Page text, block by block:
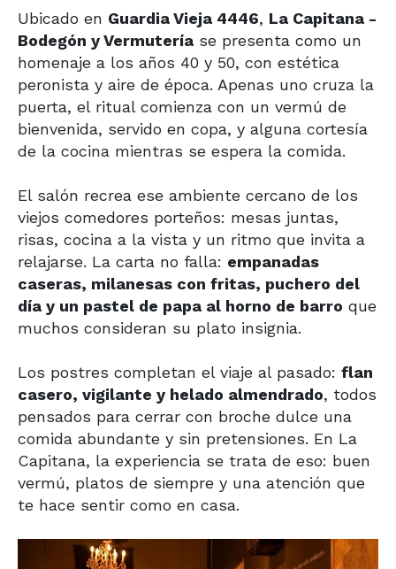
Ubicado en Guardia Vieja 4446, La Capitana -
Bodegón y Vermutería se presenta como un
homenaje a los años 40 y 50, con estética
peronista y aire de época. Apenas uno cruza la
puerta, el ritual comienza con un vermú de
bienvenida, servido en copa, y alguna cortesía
de la cocina mientras se espera la comida.
El salón recrea ese ambiente cercano de los
viejos comedores porteños: mesas juntas,
risas, cocina a la vista y un ritmo que invita a
relajarse. La carta no falla: empanadas
caseras, milanesas con fritas, puchero del
día y un pastel de papa al horno de barro que
muchos consideran su plato insignia.
Los postres completan el viaje al pasado: flan
casero, vigilante y helado almendrado, todos
pensados para cerrar con broche dulce una
comida abundante y sin pretensiones. En La
Capitana, la experiencia se trata de eso: buen
vermú, platos de siempre y una atención que
te hace sentir como en casa.